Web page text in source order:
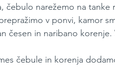
čebulo narežemo na
v ponvi, kamor
česen in naribano
čebule in korenja